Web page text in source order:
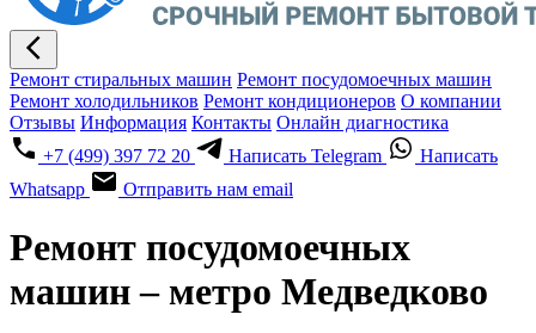
Ремонт стиральных машин Ремонт посудомоечных машин
Ремонт холодильников Ремонт кондиционеров О компании
Отзывы Информация Контакты Онлайн диагностика
+7 (499) 397 72 20
Написать Telegram
Написать
Whatsapp
Отправить нам email
Ремонт посудомоечных
машин – метро Медведково